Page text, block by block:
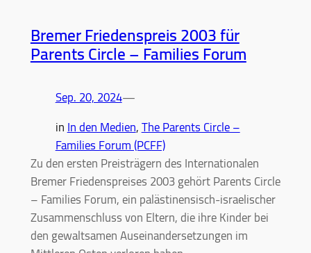
Bremer Friedenspreis 2003 für
Parents Circle – Families Forum
Sep. 20, 2024—
inIn den Medien, The Parents Circle –
Families Forum (PCFF)
Zu den ersten Preisträgern des Internationalen
Bremer Friedenspreises 2003 gehört Parents Circle
– Families Forum, ein palästinensisch-israelischer
Zusammenschluss von Eltern, die ihre Kinder bei
den gewaltsamen Auseinandersetzungen im